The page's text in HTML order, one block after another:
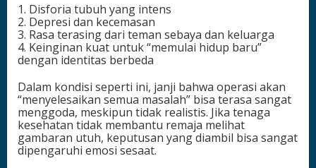
1. Disforia tubuh yang intens
2. Depresi dan kecemasan
3. Rasa terasing dari teman sebaya dan keluarga
4. Keinginan kuat untuk “memulai hidup baru”
dengan identitas berbeda
Dalam kondisi seperti ini, janji bahwa operasi akan
“menyelesaikan semua masalah” bisa terasa sangat
menggoda, meskipun tidak realistis. Jika tenaga
kesehatan tidak membantu remaja melihat
gambaran utuh, keputusan yang diambil bisa sangat
dipengaruhi emosi sesaat.